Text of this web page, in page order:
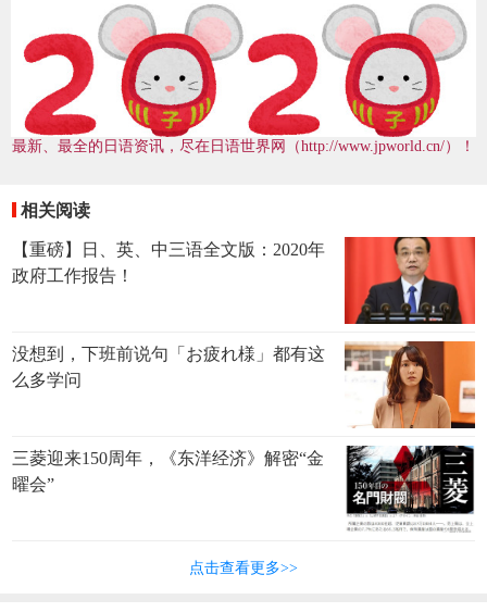
最新、最全的日语资讯，尽在日语世界网（http://www.jpworld.cn/）！
相关阅读
【重磅】日、英、中三语全文版：2020年
政府工作报告！
没想到，下班前说句「お疲れ様」都有这
么多学问
三菱迎来150周年，《东洋经济》解密“金
曜会”
点击查看更多>>